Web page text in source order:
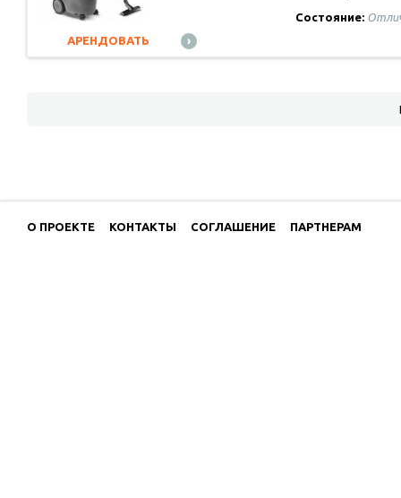
Состояние:
АРЕНДОВАТЬ
О ПРОЕКТЕ КОНТАКТЫ СОГЛАШЕНИЕ ПАРТНЕРАМ